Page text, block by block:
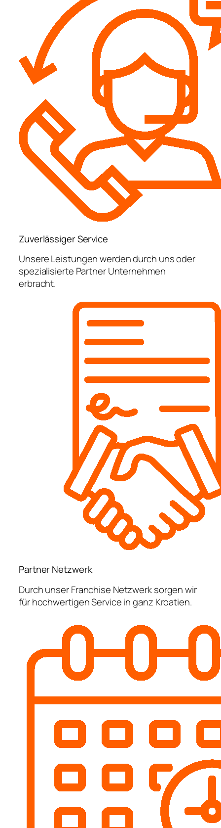
Zuverlässiger Service
Unsere Leistungen werden durch uns oder
spezialisierte Partner Unternehmen
erbracht.
Partner Netzwerk
Durch unser Franchise Netzwerk sorgen wir
für hochwertigen Service in ganz Kroatien.